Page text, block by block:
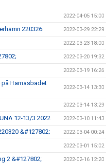
2022-04-05 15:00
220326 2022-03-29 22:29
2022-03-23 18:00
2022-03-20 19:32
2022-03-19 16:26
på Harnäsbadet
2022-03-14 13:30
2022-03-14 13:29
12-13/3 2022 2022-03-10 11:43
&#127802; 2022-03-04 00:24
2022-03-01 15:02
2 &#127802; 2022-02-16 12:20